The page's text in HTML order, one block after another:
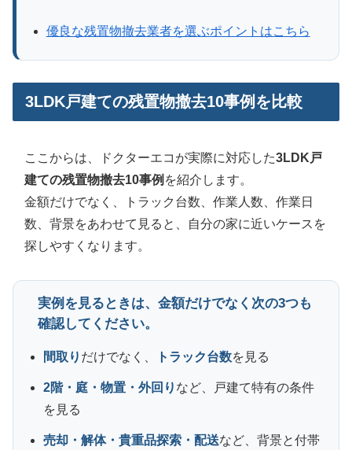
優良な残置物撤去業者を選ぶポイントはこちら
3LDK戸建ての残置物撤去10事例を比較
ここからは、ドクターエコが実際に対応した3LDK戸
建ての残置物撤去10事例 を紹介します。
金額だけでなく、トラック台数、作業人数、作業日
数、背景をあわせて見ると、自分の家に近いケースを
探しやすくなります。
実例を見るときは、金額だけでなく次の3つも
確認してください。
間取り だけでなく、 トラック台数を見る
2階・庭・物置・外回り など、戸建て特有の条件
を見る
売却・解体・貴重品探索・配送など、背景と付帯